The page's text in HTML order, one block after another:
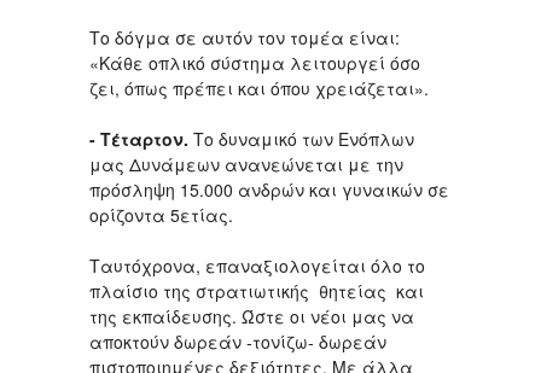
Το δόγμα σε αυτόν τον τομέα είναι:
«Κάθε οπλικό σύστημα λειτουργεί όσο
ζει, όπως πρέπει και όπου χρειάζεται».
- Τέταρτον. Το δυναμικό των Ενόπλων
μας Δυνάμεων ανανεώνεται με την
πρόσληψη 15.000 ανδρών και γυναικών σε
ορίζοντα 5ετίας.
Ταυτόχρονα, επαναξιολογείται όλο το
πλαίσιο της στρατιωτικής θητείας και
της εκπαίδευσης. Ώστε οι νέοι μας να
αποκτούν δωρεάν -τονίζω- δωρεάν
πιστοποιημένες δεξιότητες. Με άλλα